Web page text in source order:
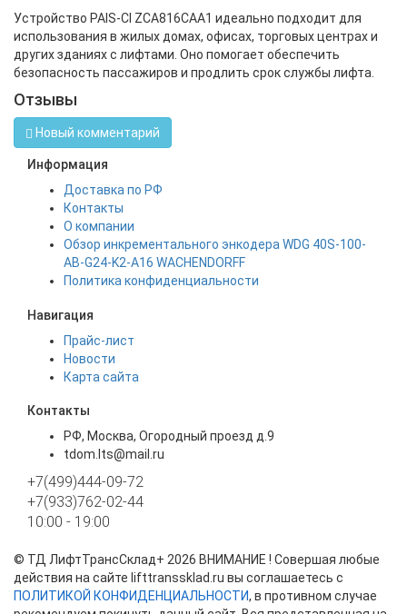
Устройство PAIS-CI ZCA816CAA1 идеально подходит для
использования в жилых домах, офисах, торговых центрах и
других зданиях с лифтами. Оно помогает обеспечить
безопасность пассажиров и продлить срок службы лифта.
Отзывы
Новый комментарий
Информация
Доставка по РФ
Контакты
О компании
Обзор инкрементального энкодера WDG 40S-100-
AB-G24-K2-A16 WACHENDORFF
Политика конфиденциальности
Навигация
Прайс-лист
Новости
Карта сайта
Контакты
РФ, Москва, Огородный проезд д.9
tdom.lts@mail.ru
+7(499)444-09-72
+7(933)762-02-44
10:00 - 19:00
© ТД ЛифтТрансСклад+ 2026 ВНИМАНИЕ ! Совершая любые
действия на сайте lifttranssklad.ru вы соглашаетесь с
ПОЛИТИКОЙ КОНФИДЕНЦИАЛЬНОСТИ, в противном случае